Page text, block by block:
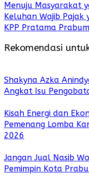
Menuju Masyarakat
Keluhan Wajib Pajak
KPP Pratama
Rekomendasi
Shakyna Azka
Angkat Isu
Kisah Energi dan
Pemenang Lomba
2026
Jangan Jual Nasib
Pemimpin Kota